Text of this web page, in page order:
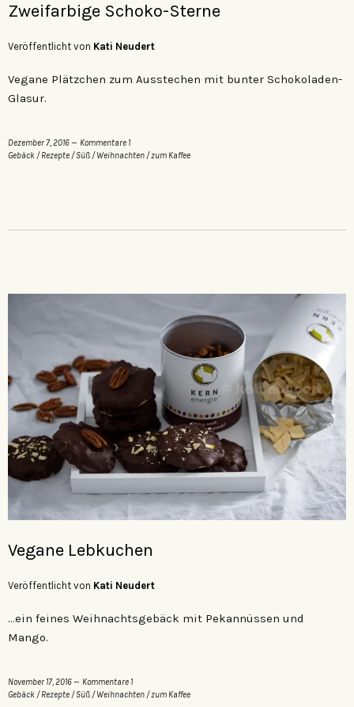
Zweifarbige Schoko-Sterne
Veröffentlicht von Kati Neudert
Vegane Plätzchen zum Ausstechen mit bunter Schokoladen-
Glasur.
Dezember 7, 2016
Kommentare 1
Gebäck / Rezepte / Süß /Weihnachten /zum Kaffee
Vegane Lebkuchen
Veröffentlicht von Kati Neudert
…ein feines Weihnachtsgebäck mit Pekannüssen und
Mango.
November 17, 2016
Kommentare 1
Gebäck / Rezepte / Süß /Weihnachten /zum Kaffee